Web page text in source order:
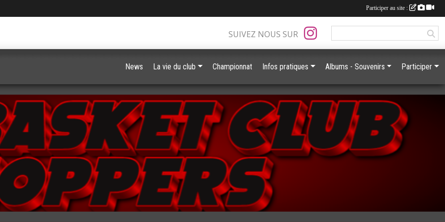
SUIVEZ NOUS SUR
News La vie du club Championnat Infos pratiques Albums - Souvenirs Participer
Participer au site :